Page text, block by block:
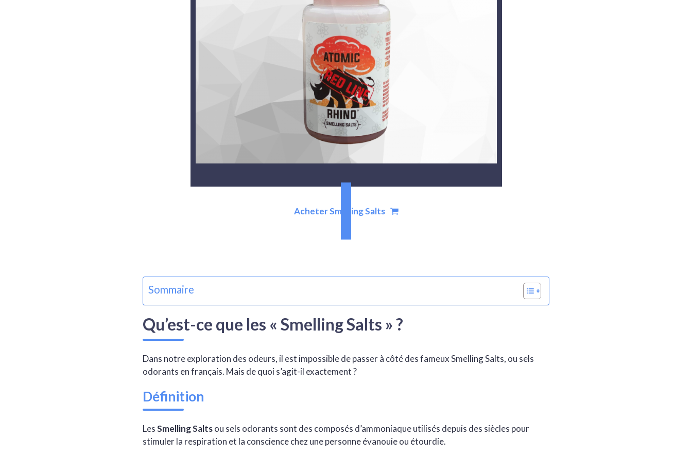
Acheter Smelling Salts
Sommaire
Qu’est-ce que les « Smelling Salts » ?
Dans notre exploration des odeurs, il est impossible de passer à côté des fameux Smelling Salts, ou sels
odorants en français. Mais de quoi s’agit-il exactement ?
Définition
LesSmelling Saltsou sels odorants sont des composés d’ammoniaque utilisés depuis des siècles pour
stimuler la respiration et la conscience chez une personne évanouie ou étourdie.